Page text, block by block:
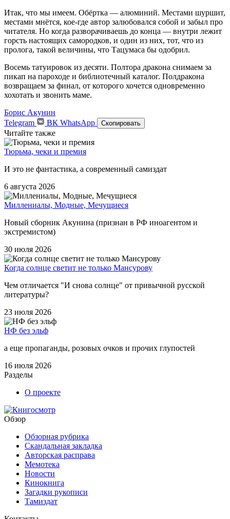
Итак, что мы имеем. Обёртка — алюминий. Местами шуршит,
местами мнётся, кое-где автор залюбовался собой и забыл про
читателя. Но когда разворачиваешь до конца — внутри лежит
горсть настоящих самородков, и один из них, тот, что из
пролога, такой величины, что Тацумаса бы одобрил.
Восемь татуировок из десяти. Полтора дракона снимаем за
пикап на пароходе и библиотечный каталог. Полдракона
возвращаем за финал, от которого хочется одновременно
хохотать и звонить маме.
Борис Акунин
Telegram
ВК WhatsApp Скопировать
Читайте также
Тюрьма, чеки и премия
И это не фантастика, а современный самиздат
6 августа 2026
Миллениалы, Модные, Мечущиеся
Новый сборник Акунина (признан в РФ иноагентом и
экстремистом)
30 июля 2026
Когда солнце светит не только Мансурову
Чем отличается "И снова солнце" от привычной русской
литературы?
23 июля 2026
НФ без эльф
а еще пропаганды, розовых очков и прочих глупостей
16 июля 2026
Разделы
О проекте
Обзор
Обзорная рубрика
Скандальная закладка
Авторская расправа
Мемотека
Новости
Кинокнига
Загадки рукописи
Тамиздат